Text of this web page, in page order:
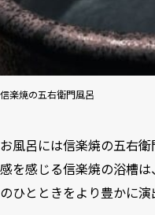
信楽焼の五右衛門風呂
お風呂には信楽焼の五右
感を感じる信楽焼の浴槽
のひとときをより豊かに演